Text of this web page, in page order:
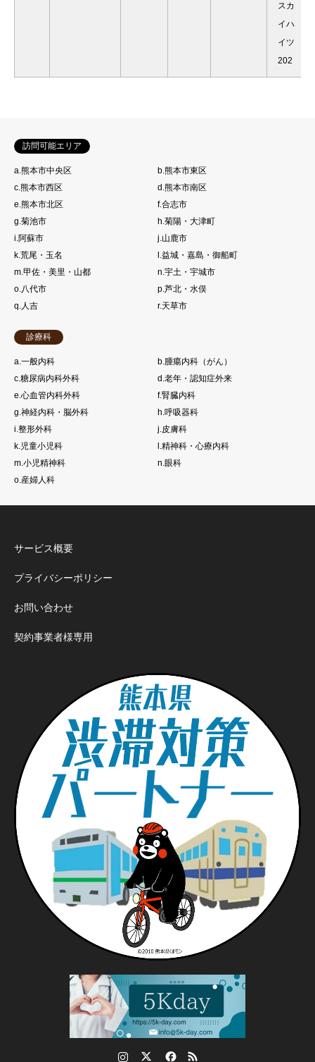
スカ
イハ
イツ
202
訪問可能エリア
a.熊本市中央区
b.熊本市東区
c.熊本市西区
d.熊本市南区
e.熊本市北区
f.合志市
g.菊池市
h.菊陽・大津町
i.阿蘇市
j.山鹿市
k.荒尾・玉名
l.益城・嘉島・御船町
m.甲佐・美里・山都
n.宇土・宇城市
o.八代市
p.芦北・水俣
q.人吉
r.天草市
診療科
a.一般内科
b.腫瘍内科（がん）
c.糖尿病内科外科
d.老年・認知症外来
e.心血管内科外科
f.腎臓内科
g.神経内科・脳外科
h.呼吸器科
i.整形外科
j.皮膚科
k.児童小児科
l.精神科・心療内科
m.小児精神科
n.眼科
o.産婦人科
サービス概要
プライバシーポリシー
お問い合わせ
契約事業者様専用
RSS